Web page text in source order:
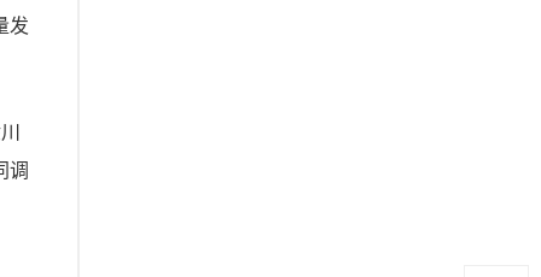
发
调